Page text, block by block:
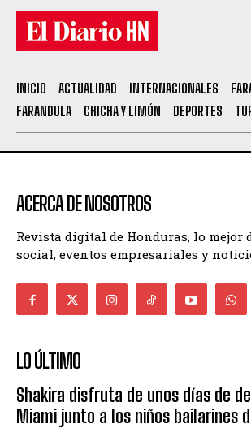
INICIO ACTUALIDAD INTERNACIONALES
FARANDULA
CHICHA Y LIMÓN DEPORTES
ACERCA DE NOSOTROS
Revista digital de Honduras, lo mejor
social, eventos empresariales y
LO ÚLTIMO
Shakira disfruta de unos días de
Miami junto a los niños bailarines